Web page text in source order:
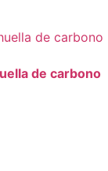
de carbono